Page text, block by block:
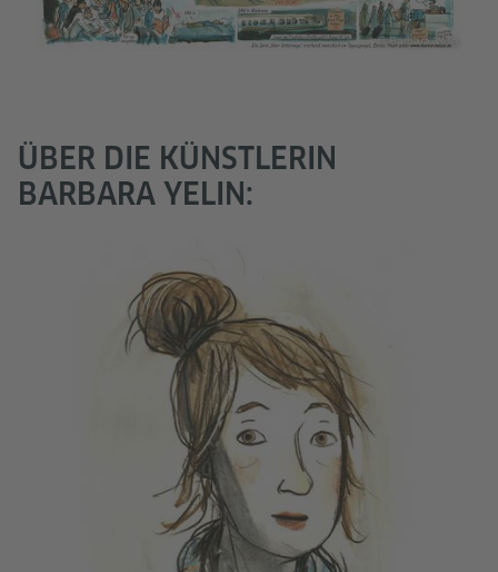
© Barbara Yelin
ÜBER DIE KÜNSTLERIN
BARBARA YELIN: